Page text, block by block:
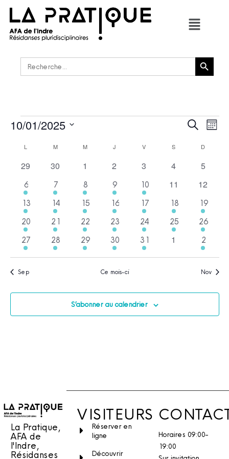
Rechercher : Bouton de recherche
Recherche
de
Mois
10/01/2025
CALENDRIER
DE
L M M J V S D
0
29
0
30
0
1
0
2
0
3
0
4
0
5
1
évènement
6
1
évènement
7
1
évènement
8
1
évènement
9
2
évènements
10
0
11
0
12
1
évènement
13
1
évènement
14
1
évènement
15
1
évènement
16
1
évènement
17
1
évènement
18
119
1
évènement
20
1
évènement
21
1
évènement
22
1
évènement
23
2
évènements
24
1
évènement
25
1
26
1
évènement
27
1
évènement
28
1
évènement
29
2
évènements
30
1
évènement
31
0
évènements
1
1
2
Sep Ce mois-ci Nov
S’abonner au calendrier
La Pratique,
AFA de
l'Indre,
Résidanses
VISITEURS
Réserver en
ligne
Découvrir
Horaires 09:00-
19:00